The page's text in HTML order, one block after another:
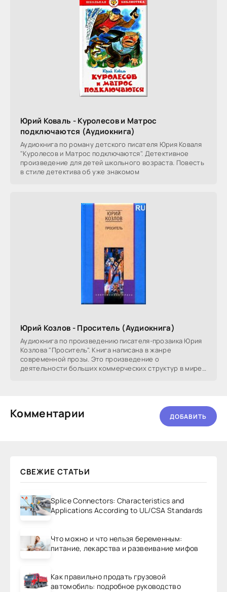
Юрий Коваль - Куролесов и Mатрос
подключаются (Аудиокнига)
Аудиокнига по роману детского писателя Юрия Коваля
"Куролесов и Матрос подключаются". Детективное
произведение для детей школьного возраста. Повесть
в стиле детектива об уже знакомом
Юрий Козлов - Проситель (Аудиокнига)
Аудиокнига по произведению писателя-прозаика Юрия
Козлова "Проситель". Книга написана в жанре
современной прозы. Это произведение о
деятельности больших коммерческих структур в мире
Комментарии ДОБАВИТЬ
СВЕЖИЕ СТАТЬИ
Splice Connectors: Characteristics and
Applications According to UL/CSA Standards
Что можно и что нельзя беременным:
питание, лекарства и развеивание мифов
Как правильно продать грузовой
автомобиль: подробное руководство